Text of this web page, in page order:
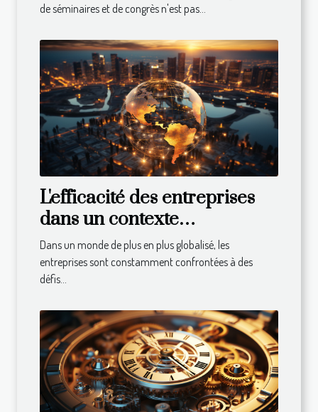
de séminaires et de congrès n'est pas...
L'efficacité des entreprises
dans un contexte
international : défis et
solutions
Dans un monde de plus en plus globalisé, les
entreprises sont constamment confrontées à des
défis...